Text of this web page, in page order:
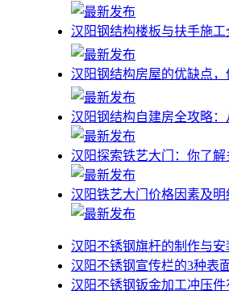
汉阳钢结构楼板与扶手施工
汉阳钢结构房屋的优缺点
汉阳钢结构自建房全攻略
汉阳探索铁艺大门：你了解
汉阳铁艺大门价格因素及明
汉阳不锈钢旗杆的制作与安
汉阳不锈钢宣传栏的3种表
汉阳不锈钢钣金加工冲压件